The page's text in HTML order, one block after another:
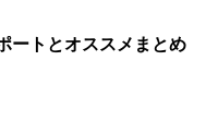
ートとオススメまとめ